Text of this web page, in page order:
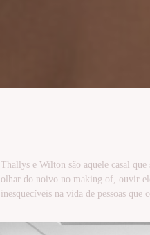
Thallys e Wilton são aquele casal que
olhar do noivo no making of, ouvir
inesquecíveis na vida de pessoas que